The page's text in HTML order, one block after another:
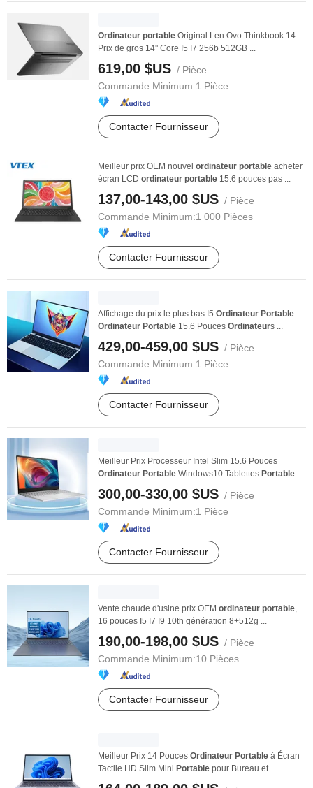
Ordinateur portable Original Len Ovo Thinkbook 14
Prix de gros 14'' Core I5 I7 256b 512GB ...
619,00 $US / Pièce
Commande Minimum:1 Pièce
Contacter Fournisseur
Meilleur prix OEM nouvel ordinateur portable acheter
écran LCD ordinateur portable 15.6 pouces pas ...
137,00-143,00 $US / Pièce
Commande Minimum:1 000 Pièces
Contacter Fournisseur
Affichage du prix le plus bas I5 Ordinateur Portable
Ordinateur Portable 15.6 Pouces Ordinateurs ...
429,00-459,00 $US / Pièce
Commande Minimum:1 Pièce
Contacter Fournisseur
Meilleur Prix Processeur Intel Slim 15.6 Pouces
Ordinateur Portable Windows10 Tablettes Portable
300,00-330,00 $US / Pièce
Commande Minimum:1 Pièce
Contacter Fournisseur
Vente chaude d'usine prix OEM ordinateur portable,
16 pouces I5 I7 I9 10th génération 8+512g ...
190,00-198,00 $US / Pièce
Commande Minimum:10 Pièces
Contacter Fournisseur
Meilleur Prix 14 Pouces Ordinateur Portable à Écran
Tactile HD Slim Mini Portable pour Bureau et ...